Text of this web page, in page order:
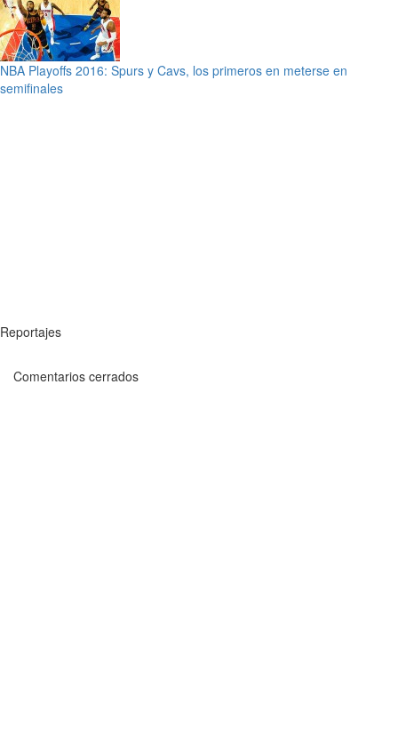
NBA Playoffs 2016: Spurs y Cavs, los primeros en meterse en
semifinales
Reportajes
Comentarios cerrados